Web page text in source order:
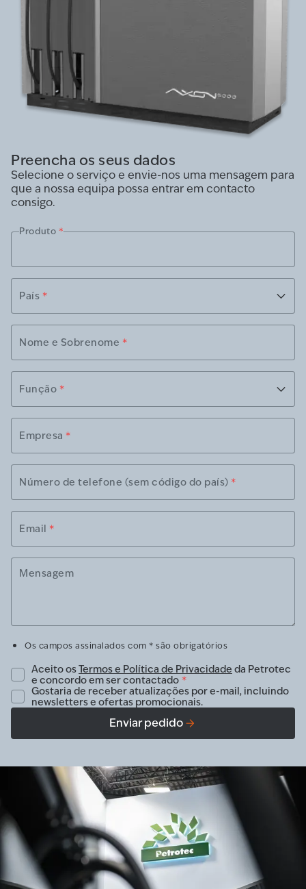
Preencha os seus dados
Selecione o serviço e envie-nos uma mensagem para
que a nossa equipa possa entrar em contacto
consigo.
Produto *
País *
Nome e Sobrenome *
Função *
Empresa *
Número de telefone (sem código do país) *
Email *
Mensagem
Os campos assinalados com * são obrigatórios
Aceito osTermos e Política de Privacidade da Petrotec
e concordo em ser contactado *
Gostaria de receber atualizações por e-mail, incluindo
newsletters e ofertas promocionais.
Enviar pedido